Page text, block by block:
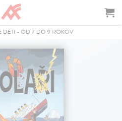
DETI - OD 7 DO 9 ROKOV